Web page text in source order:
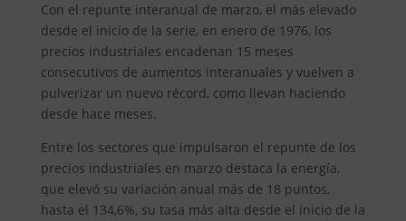
Con el repunte interanual de marzo, el más elevado
desde el inicio de la serie, en enero de 1976, los
precios industriales encadenan 15 meses
consecutivos de aumentos interanuales y vuelven a
pulverizar un nuevo récord, como llevan haciendo
desde hace meses.
Entre los sectores que impulsaron el repunte de los
precios industriales en marzo destaca la energía,
que elevó su variación anual más de 18 puntos,
hasta el 134,6%, su tasa más alta desde el inicio de la